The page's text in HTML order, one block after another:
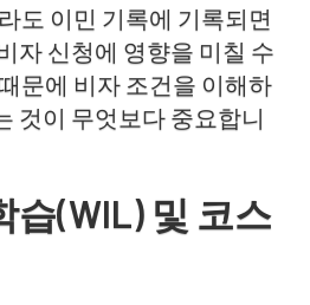
도 이민 기록에 기록되면
자 신청에 영향을 미칠 수
문에 비자 조건을 이해하
것이 무엇보다 중요합니
습(WIL) 및 코스